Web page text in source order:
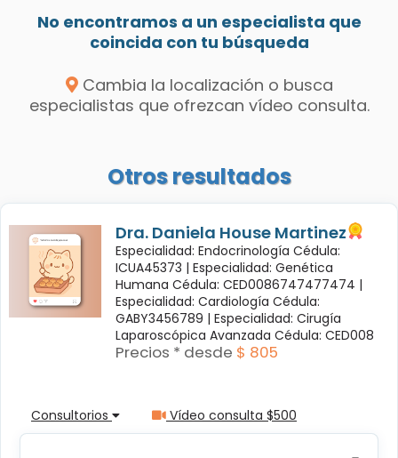
No encontramos a un especialista que
coincida con tu búsqueda
Cambia la localización o busca
especialistas que ofrezcan vídeo consulta.
Otros resultados
Dra. Daniela House Martinez
Especialidad: Endocrinología Cédula:
ICUA45373 | Especialidad: Genética
Humana Cédula: CED0086747477474 |
Especialidad: Cardiología Cédula:
GABY3456789 | Especialidad: Cirugía
Laparoscópica Avanzada Cédula: CED008
Precios * desde $ 805
Consultorios Vídeo consulta $500